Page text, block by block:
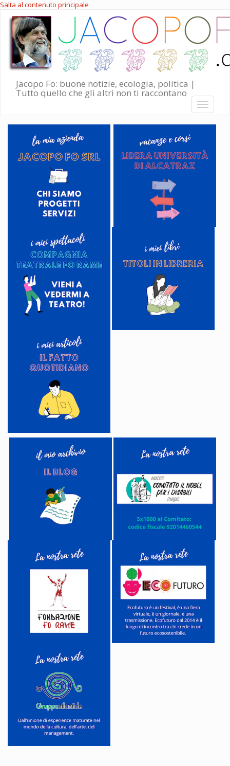
Salta al contenuto principale
Jacopo Fo: buone notizie, ecologia, politica |
Tutto quello che gli altri non ti raccontano
Toggle